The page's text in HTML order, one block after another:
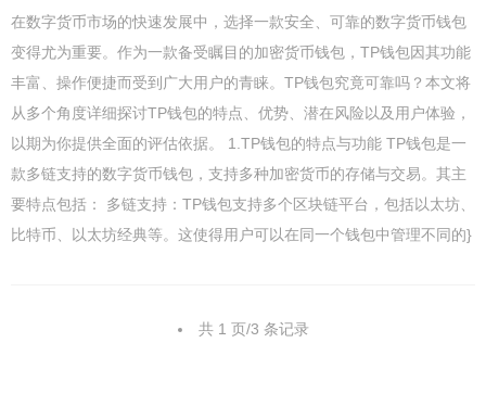
在数字货币市场的快速发展中，选择一款安全、可靠的数字货币钱包
变得尤为重要。作为一款备受瞩目的加密货币钱包，TP钱包因其功能
丰富、操作便捷而受到广大用户的青睐。TP钱包究竟可靠吗？本文将
从多个角度详细探讨TP钱包的特点、优势、潜在风险以及用户体验，
以期为你提供全面的评估依据。 1.TP钱包的特点与功能 TP钱包是一
款多链支持的数字货币钱包，支持多种加密货币的存储与交易。其主
要特点包括： 多链支持：TP钱包支持多个区块链平台，包括以太坊、
比特币、以太坊经典等。这使得用户可以在同一个钱包中管理不同的}
共 1 页/3 条记录